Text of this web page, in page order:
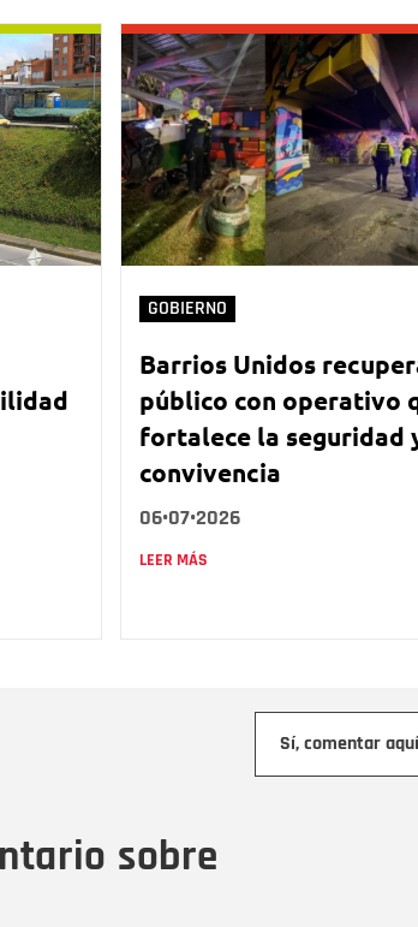
GOBIERNO
Barrios Unidos
público con operativo
fortalece la seguridad
convivencia
06•07•2026
LEER MÁS
sobre
Sí, comentar